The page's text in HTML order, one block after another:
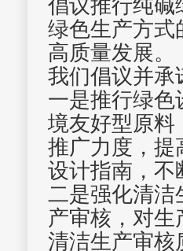
倡议推行纯碱
绿色生产方式
高质量发展。
我们倡议并承
一是推行绿色
境友好型原料
推广力度，提
设计指南，不
二是强化清洁
产审核，对
清洁生产审核